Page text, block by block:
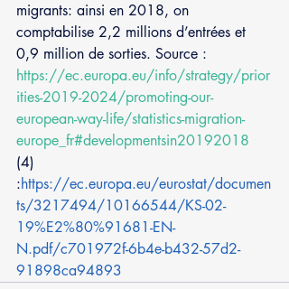
migrants: ainsi en 2018, on
comptabilise 2,2 millions d’entrées et
0,9 million de sorties. Source :
https://ec.europa.eu/info/strategy/prior
ities-2019-2024/promoting-our-
european-way-life/statistics-migration-
europe_fr#developmentsin20192018
(4)
:https://ec.europa.eu/eurostat/documen
ts/3217494/10166544/KS-02-
19%E2%80%91681-EN-
N.pdf/c701972f-6b4e-b432-57d2-
91898ca94893